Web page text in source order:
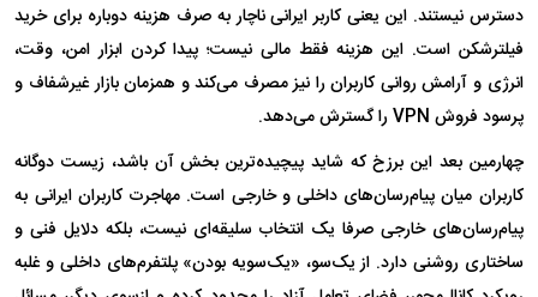
دسترس نیستند. این یعنی کاربر ایرانی ناچار به صرف هزینه دوباره برای خرید
فیلترشکن است. این هزینه فقط مالی نیست؛ پیدا کردن ابزار امن، وقت،
انرژی و آرامش روانی کاربران را نیز مصرف می‌کند و همزمان بازار غیرشفاف و
پرسود فروش VPN را گسترش می‌دهد.
چهارمین بعد این برزخ که شاید پیچیده‌ترین بخش آن باشد، زیست دوگانه
کاربران میان پیام‌رسان‌های داخلی و خارجی است. مهاجرت کاربران ایرانی به
پیام‌رسان‌های خارجی صرفا یک انتخاب سلیقه‌ای نیست، بلکه دلایل فنی و
ساختاری روشنی دارد. از یک‌سو، «یک‌سویه بودن» پلتفرم‌های داخلی و غلبه